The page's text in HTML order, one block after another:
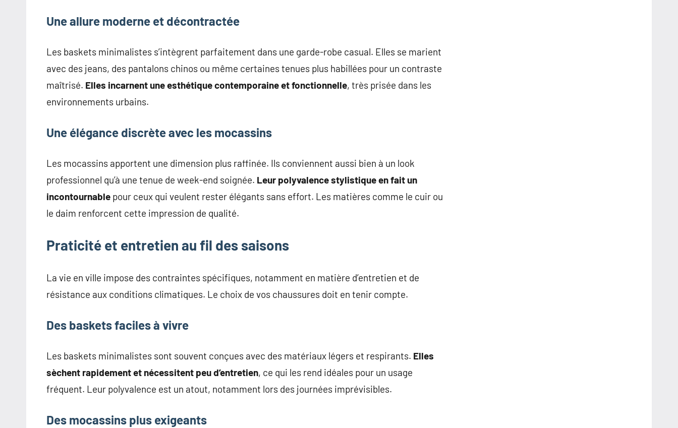
Une allure moderne et décontractée
Les baskets minimalistes s’intègrent parfaitement dans une garde-robe casual. Elles se marient
avec des jeans, des pantalons chinos ou même certaines tenues plus habillées pour un contraste
maîtrisé. Elles incarnent une esthétique contemporaine et fonctionnelle, très prisée dans les
environnements urbains.
Une élégance discrète avec les mocassins
Les mocassins apportent une dimension plus raffinée. Ils conviennent aussi bien à un look
professionnel qu’à une tenue de week-end soignée. Leur polyvalence stylistique en fait un
incontournable pour ceux qui veulent rester élégants sans effort. Les matières comme le cuir ou
le daim renforcent cette impression de qualité.
Praticité et entretien au fil des saisons
La vie en ville impose des contraintes spécifiques, notamment en matière d’entretien et de
résistance aux conditions climatiques. Le choix de vos chaussures doit en tenir compte.
Des baskets faciles à vivre
Les baskets minimalistes sont souvent conçues avec des matériaux légers et respirants. Elles
sèchent rapidement et nécessitent peu d’entretien, ce qui les rend idéales pour un usage
fréquent. Leur polyvalence est un atout, notamment lors des journées imprévisibles.
Des mocassins plus exigeants